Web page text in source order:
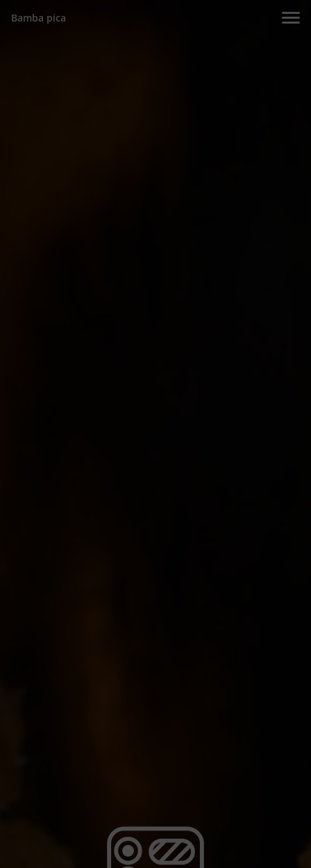
Bamba pica